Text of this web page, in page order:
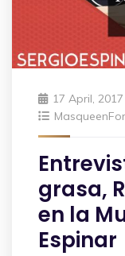
17 April, 2017
grasa,
en la
Espinar